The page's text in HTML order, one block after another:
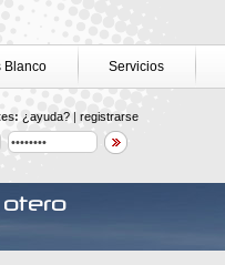
Blanco Servicios
¿ayuda? | registrarse
otero